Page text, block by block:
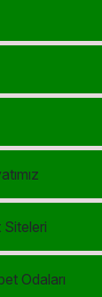
Siteleri
Odaları